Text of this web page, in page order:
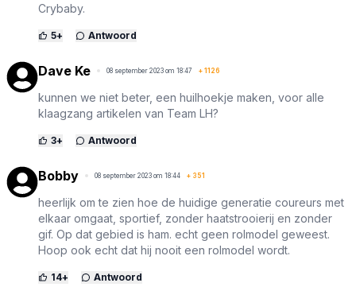
Crybaby.
5+ Antwoord
Dave Ke 08 september 2023 om 18:47 + 1126
kunnen we niet beter, een huilhoekje maken, voor alle
klaagzang artikelen van Team LH?
3+ Antwoord
Bobby 08 september 2023 om 18:44 + 351
heerlijk om te zien hoe de huidige generatie coureurs met
elkaar omgaat, sportief, zonder haatstrooierij en zonder
gif. Op dat gebied is ham. echt geen rolmodel geweest.
Hoop ook echt dat hij nooit een rolmodel wordt.
14+ Antwoord